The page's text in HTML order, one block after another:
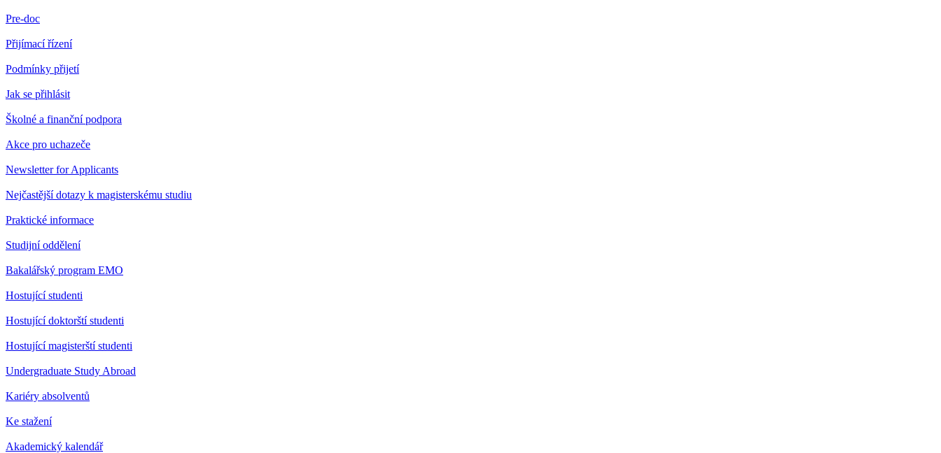
Pre-doc
Přijímací řízení
Podmínky přijetí
Jak se přihlásit
Školné a finanční podpora
Akce pro uchazeče
Newsletter for Applicants
Nejčastější dotazy k magisterskému studiu
Praktické informace
Studijní oddělení
Bakalářský program EMO
Hostující studenti
Hostující doktorští studenti
Hostující magisterští studenti
Undergraduate Study Abroad
Kariéry absolventů
Ke stažení
Akademický kalendář